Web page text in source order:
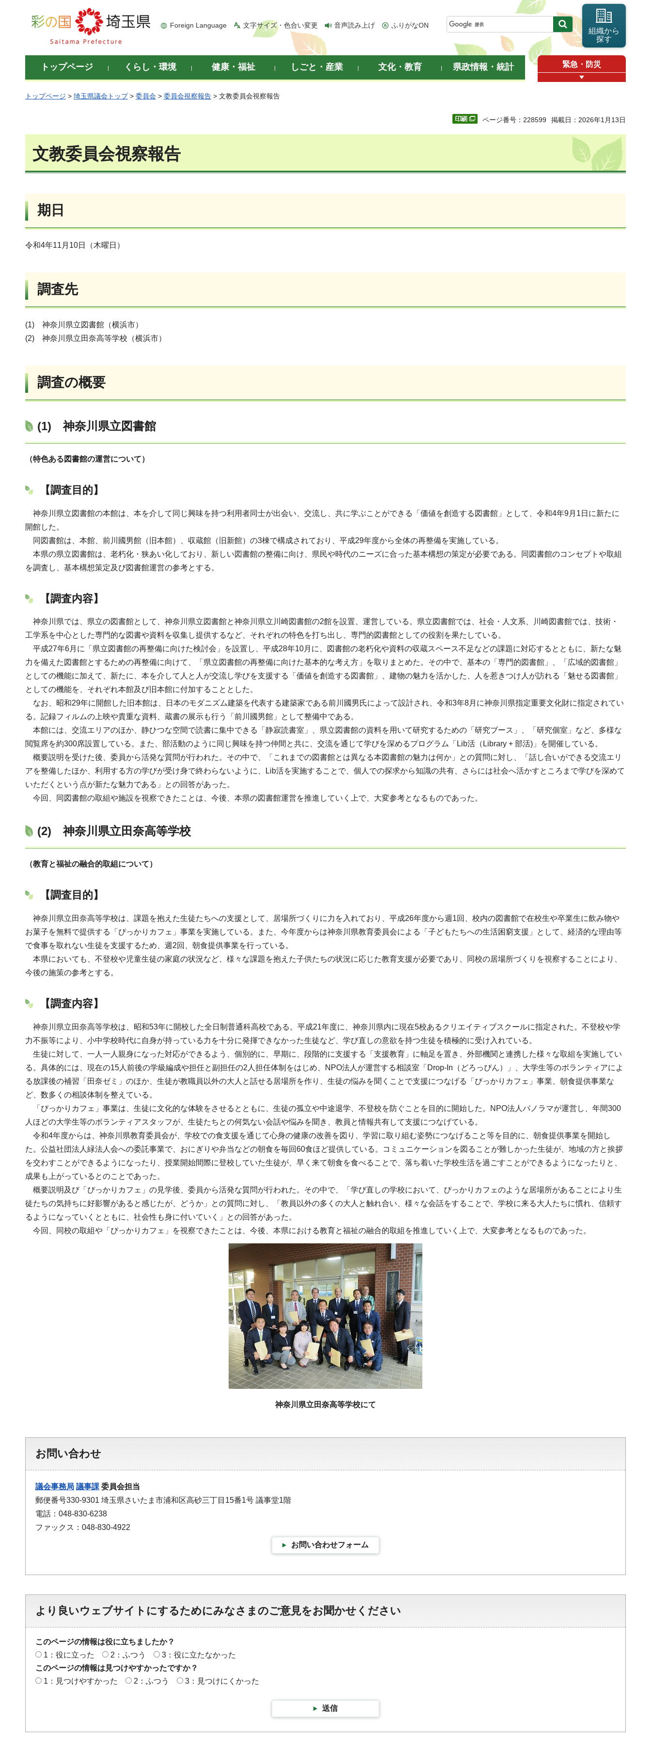
彩の国 埼玉県
Foreign Language 文字サイズ・色合い変更 音声読み上げ ふりがなON
組織から
探す
トップページ くらし・環境 健康・福祉 しごと・産業 文化・教育 県政情報・統計 緊急・防災
トップページ > 埼玉県議会トップ> 委員会 > 委員会視察報告 > 文教委員会視察報告
ページ番号：228599 掲載日：2026年1月13日
文教委員会視察報告
期日
令和4年11月10日（木曜日）
調査先
(1) 神奈川県立図書館（横浜市）
(2) 神奈川県立田奈高等学校（横浜市）
調査の概要
(1)神奈川県立図書館
（特色ある図書館の運営について）
【調査目的】
神奈川県立図書館の本館は、本を介して同じ興味を持つ利用者同士が出会い、交流し、共に学ぶことができる「価値を創造する図書館」として、令和4年9月1日に新たに
開館した。
同図書館は、本館、前川國男館（旧本館）、収蔵館（旧新館）の3棟で構成されており、平成29年度から全体の再整備を実施している。
本県の県立図書館は、老朽化・狭あい化しており、新しい図書館の整備に向け、県民や時代のニーズに合った基本構想の策定が必要である。同図書館のコンセプトや取組
を調査し、基本構想策定及び図書館運営の参考とする。
【調査内容】
神奈川県では、県立の図書館として、神奈川県立図書館と神奈川県立川崎図書館の2館を設置、運営している。県立図書館では、社会・人文系、川崎図書館では、技術・
工学系を中心とした専門的な図書や資料を収集し提供するなど、それぞれの特色を打ち出し、専門的図書館としての役割を果たしている。
平成27年6月に「県立図書館の再整備に向けた検討会」を設置し、平成28年10月に、図書館の老朽化や資料の収蔵スペース不足などの課題に対応するとともに、新たな魅
力を備えた図書館とするための再整備に向けて、「県立図書館の再整備に向けた基本的な考え方」を取りまとめた。その中で、基本の「専門的図書館」、「広域的図書館」
としての機能に加えて、新たに、本を介して人と人が交流し学びを支援する「価値を創造する図書館」、建物の魅力を活かした、人を惹きつけ人が訪れる「魅せる図書館」
としての機能を、それぞれ本館及び旧本館に付加することとした。
なお、昭和29年に開館した旧本館は、日本のモダニズム建築を代表する建築家である前川國男氏によって設計され、令和3年8月に神奈川県指定重要文化財に指定されてい
る。記録フィルムの上映や貴重な資料、蔵書の展示も行う「前川國男館」として整備中である。
本館には、交流エリアのほか、静ひつな空間で読書に集中できる「静寂読書室」、県立図書館の資料を用いて研究するための「研究ブース」、「研究個室」など、多様な
閲覧席を約300席設置している。また、部活動のように同じ興味を持つ仲間と共に、交流を通じて学びを深めるプログラム「Lib活（Library + 部活)」を開催している。
概要説明を受けた後、委員から活発な質問が行われた。その中で、「これまでの図書館とは異なる本図書館の魅力は何か」との質問に対し、「話し合いができる交流エリ
アを整備したほか、利用する方の学びが受け身で終わらないように、Lib活を実施することで、個人での探求から知識の共有、さらには社会へ活かすところまで学びを深めて
いただくという点が新たな魅力である」との回答があった。
今回、同図書館の取組や施設を視察できたことは、今後、本県の図書館運営を推進していく上で、大変参考となるものであった。
(2)神奈川県立田奈高等学校
（教育と福祉の融合的取組について）
【調査目的】
神奈川県立田奈高等学校は、課題を抱えた生徒たちへの支援として、居場所づくりに力を入れており、平成26年度から週1回、校内の図書館で在校生や卒業生に飲み物や
お菓子を無料で提供する「ぴっかりカフェ」事業を実施している。また、今年度からは神奈川県教育委員会による「子どもたちへの生活困窮支援」として、経済的な理由等
で食事を取れない生徒を支援するため、週2回、朝食提供事業を行っている。
本県においても、不登校や児童生徒の家庭の状況など、様々な課題を抱えた子供たちの状況に応じた教育支援が必要であり、同校の居場所づくりを視察することにより、
今後の施策の参考とする。
【調査内容】
神奈川県立田奈高等学校は、昭和53年に開校した全日制普通科高校である。平成21年度に、神奈川県内に現在5校あるクリエイティブスクールに指定された。不登校や学
力不振等により、小中学校時代に自身が持っている力を十分に発揮できなかった生徒など、学び直しの意欲を持つ生徒を積極的に受け入れている。
生徒に対して、一人一人親身になった対応ができるよう、個別的に、早期に、段階的に支援する「支援教育」に軸足を置き、外部機関と連携した様々な取組を実施してい
る。具体的には、現在の15人前後の学級編成や担任と副担任の2人担任体制をはじめ、NPO法人が運営する相談室「Drop-In（どろっぴん）」、大学生等のボランティアによ
る放課後の補習「田奈ゼミ」のほか、生徒が教職員以外の大人と話せる居場所を作り、生徒の悩みを聞くことで支援につなげる「ぴっかりカフェ」事業、朝食提供事業な
ど、数多くの相談体制を整えている。
「ぴっかりカフェ」事業は、生徒に文化的な体験をさせるとともに、生徒の孤立や中途退学、不登校を防ぐことを目的に開始した。NPO法人パノラマが運営し、年間300
人ほどの大学生等のボランティアスタッフが、生徒たちとの何気ない会話や悩みを聞き、教員と情報共有して支援につなげている。
令和4年度からは、神奈川県教育委員会が、学校での食支援を通じて心身の健康の改善を図り、学習に取り組む姿勢につなげること等を目的に、朝食提供事業を開始し
た。公益社団法人緑法人会への委託事業で、おにぎりや弁当などの朝食を毎回60食ほど提供している。コミュニケーションを図ることが難しかった生徒が、地域の方と挨拶
を交わすことができるようになったり、授業開始間際に登校していた生徒が、早く来て朝食を食べることで、落ち着いた学校生活を過ごすことができるようになったりと、
成果も上がっているとのことであった。
概要説明及び「ぴっかりカフェ」の見学後、委員から活発な質問が行われた。その中で、「学び直しの学校において、ぴっかりカフェのような居場所があることにより生
徒たちの気持ちに好影響があると感じたが、どうか」との質問に対し、「教員以外の多くの大人と触れ合い、様々な会話をすることで、学校に来る大人たちに慣れ、信頼す
るようになっていくとともに、社会性も身に付いていく」との回答があった。
今回、同校の取組や「ぴっかりカフェ」を視察できたことは、今後、本県における教育と福祉の融合的取組を推進していく上で、大変参考となるものであった。
神奈川県立田奈高等学校にて
お問い合わせ
議会事務局 議事課 委員会担当
郵便番号330-9301 埼玉県さいたま市浦和区高砂三丁目15番1号 議事堂1階
電話：048-830-6238
ファックス：048-830-4922
お問い合わせフォーム
より良いウェブサイトにするためにみなさまのご意見をお聞かせください
このページの情報は役に立ちましたか？
1：役に立った
2：ふつう
3：役に立たなかった
このページの情報は見つけやすかったですか？
1：見つけやすかった
2：ふつう 3：見つけにくかった
送信